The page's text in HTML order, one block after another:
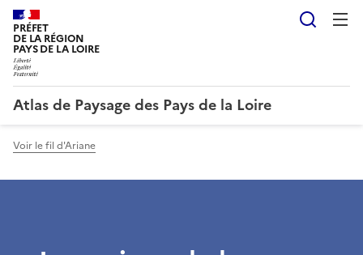
PRÉFET
DE LA RÉGION
PAYS DE LA LOIRE
Atlas de Paysage des Pays de la Loire
Voir le fil d'Ariane